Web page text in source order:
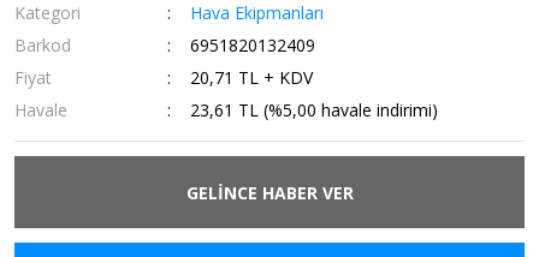
Kategori
Hava Ekipmanları
Barkod
6951820132409
Fiyat
20,71 TL + KDV
Havale
23,61 TL (%5,00 havale indirimi)
GELİNCE HABER VER